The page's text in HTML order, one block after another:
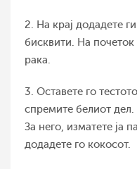
2. На крај додадете
бисквити. На
рака.
3. Оставете го
спремите белиот дел.
За него, изматете ја
додадете го кокосот.